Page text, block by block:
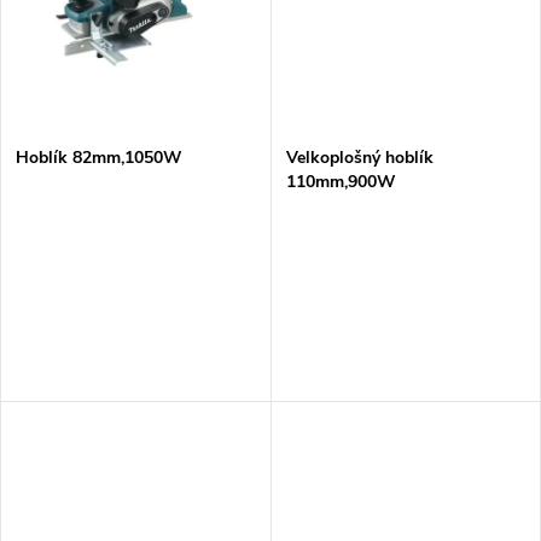
Hoblík 82mm,1050W
Velkoplošný hoblík
110mm,900W